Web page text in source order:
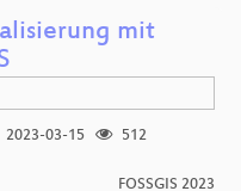
mit
2023-03-15
512
FOSSGIS 2023